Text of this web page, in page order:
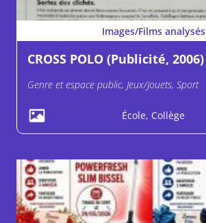
Images/Films analysés
CROSS POLO (Publicité, 2006)
Genre et espace public, Jeux/Jouets, Sport
École, Collège